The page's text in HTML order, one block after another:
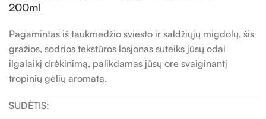
200ml
Pagamintas iš taukmedžio sviesto ir saldžiųjų migdolų, šis
gražios, sodrios tekstūros losjonas suteiks jūsų odai
ilgalaikį drėkinimą, palikdamas jūsų ore svaiginantį
tropinių gėlių aromatą.
SUDĖTIS: